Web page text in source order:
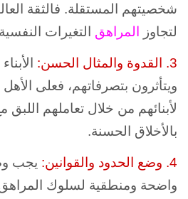
شخصيتهم المستقلة. فالثقة
لتجاوز
المراهق التغيرات
3. القدوة والمثال الحسن:
ويتأثرون بتصرفاتهم، فعلى
لأبنائهم من خلال تعاملهم اللبق
بالأخلاق الحسنة.
4. وضع الحدود والقوانين:
يجب
واضحة ومنطقية لسلوك